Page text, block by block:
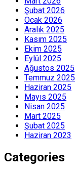
Şubat 2026
Ocak 2026
Aralık 2025
Kasım 2025
Ekim 2025
Eylül 2025
Ağustos 2025
Temmuz 2025
Haziran 2025
Mayıs 2025
Nisan 2025
Mart 2025
Şubat 2025
Haziran 2023
Categories